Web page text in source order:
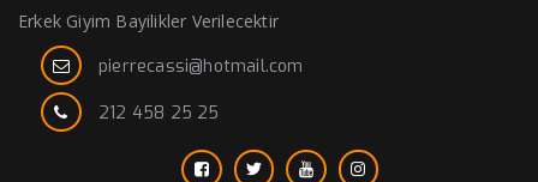
Erkek Giyim Bayilikler Verilecektir
pierrecassi@hotmail.com
212 458 25 25